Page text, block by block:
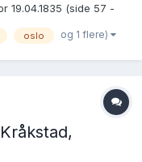
19.04.1835 (side 57 -
Hølen som foreldre.
oslo og 1 flere)